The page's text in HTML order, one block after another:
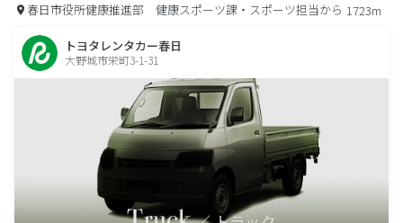
春日市役所健康推進部 健康スポーツ課・スポーツ担当から 1723m
トヨタレンタカー春日
大野城市栄町3-1-31